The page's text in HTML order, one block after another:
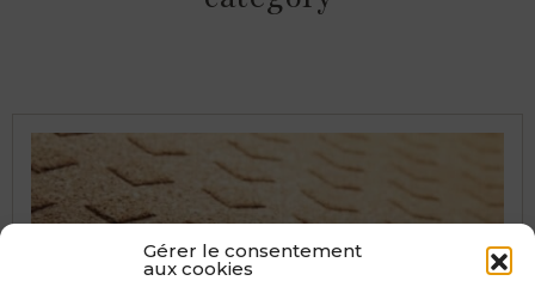
Gérer le consentement
aux cookies